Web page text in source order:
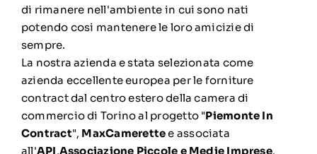
di rimanere nell'ambiente in cui sono nati
potendo cosi mantenere le loro amicizie di
sempre.
La nostra azienda e stata selezionata come
azienda eccellente europea per le forniture
contract dal centro estero della camera di
commercio di Torino al progetto "Piemonte In
Contract", MaxCamerettee associata
all'API,Associazione Piccole e Medie Imprese,